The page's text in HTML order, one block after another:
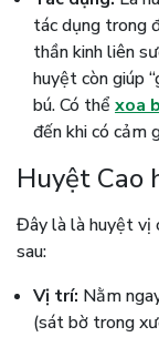
tác dụng trong
thần kinh liên
huyệt còn giúp
bú. Có thể xoa
đến khi có cảm
Huyệt Cao
Đây là là huyệt vị
sau:
Vị trí: Nằm
(sát bờ trong